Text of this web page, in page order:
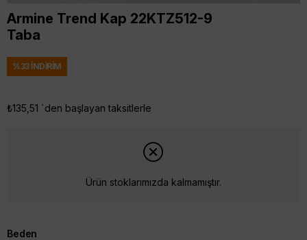
Armine Trend Kap 22KTZ512-9
Taba
%33İNDIRIM
₺135,51 `den başlayan taksitlerle
Ürün stoklarımızda kalmamıştır.
Beden